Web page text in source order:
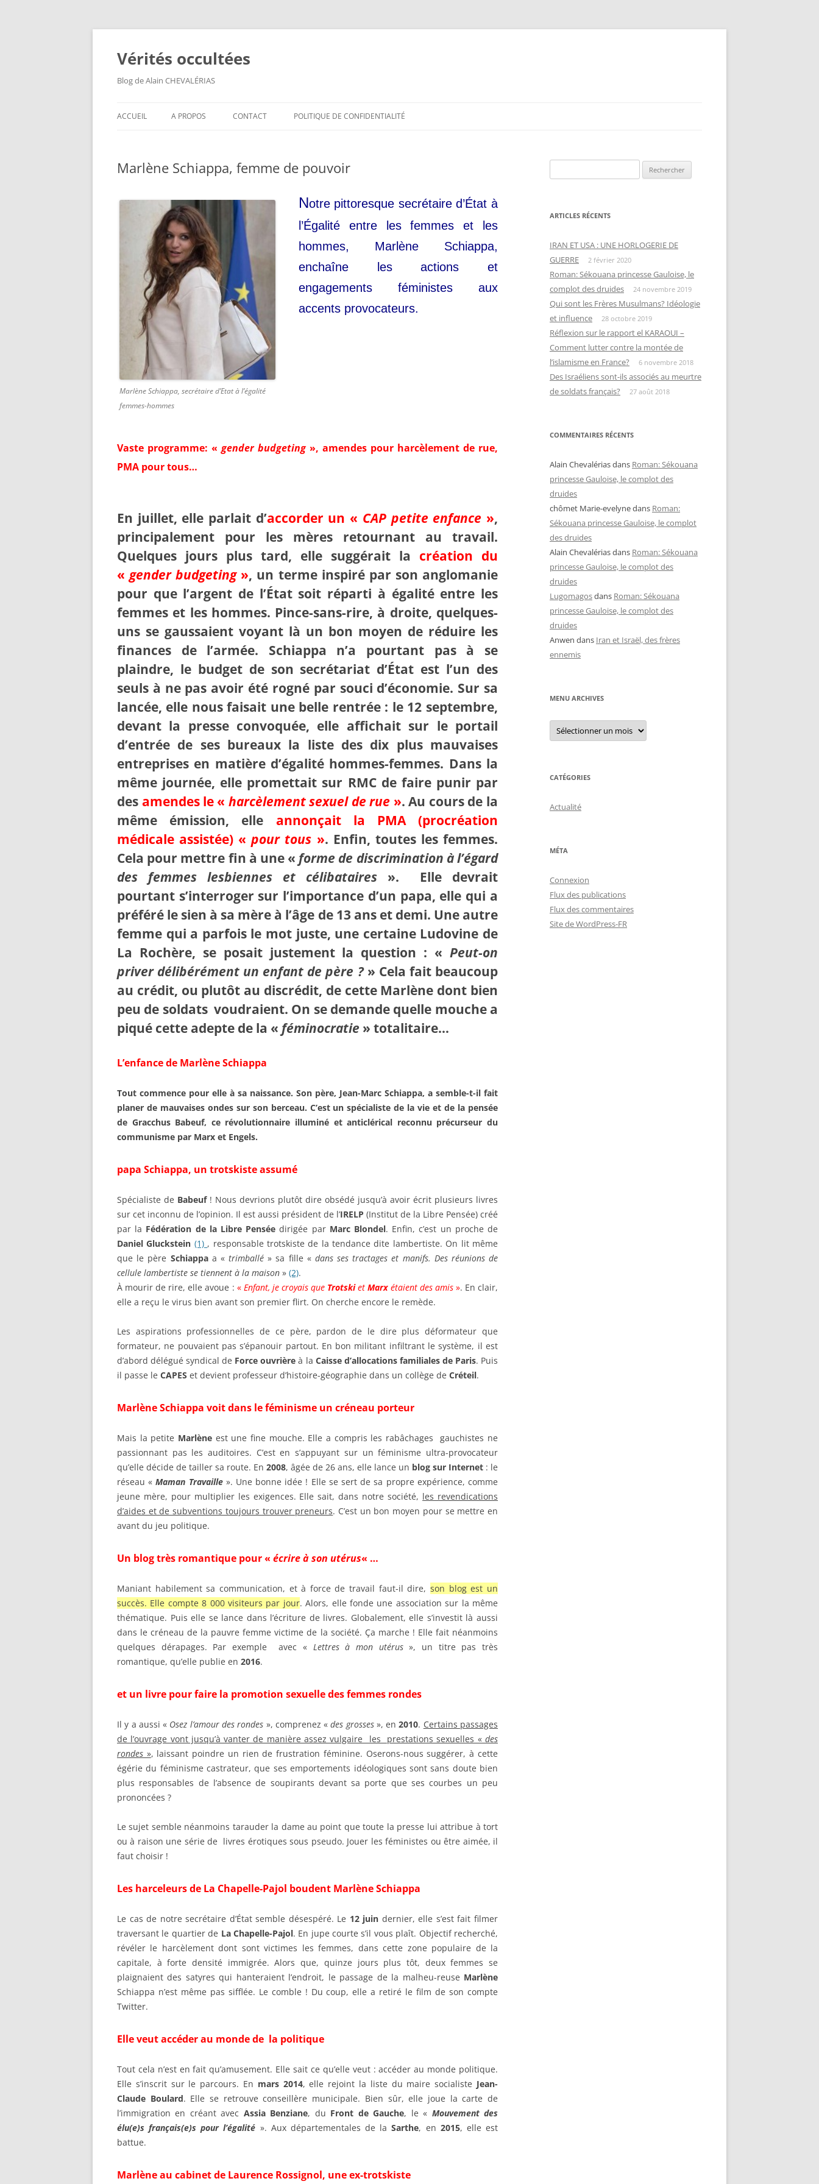
Aller
contenu
Vérités occultées
Blog de Alain CHEVALÉRIAS
ACCUEIL A PROPOS CONTACT POLITIQUE DE CONFIDENTIALITÉ
Marlène Schiappa, femme de pouvoir
Marlène Schiappa, secrétaire d’Etat à l’égalité
femmes-hommes
Notre pittoresque secrétaire d’État à
l’Égalité entre les femmes et les
hommes, Marlène Schiappa,
enchaîne les actions et
engagements féministes aux
accents provocateurs.
Vaste programme: « gender budgeting», amendes pour harcèlement de rue,
PMA pour tous…
En juillet, elle parlait d’accorder un « CAP petite enfance »,
principalement pour les mères retournant au travail.
Quelques jours plus tard, elle suggérait la création du
«gender budgeting», un terme inspiré par son anglomanie
pour que l’argent de l’État soit réparti à égalité entre les
femmes et les hommes. Pince-sans-rire, à droite, quelques-
uns se gaussaient voyant là un bon moyen de réduire les
finances de l’armée. Schiappa n’a pourtant pas à se
plaindre, le budget de son secrétariat d’État est l’un des
seuls à ne pas avoir été rogné par souci d’économie. Sur sa
lancée, elle nous faisait une belle rentrée : le 12 septembre,
devant la presse convoquée, elle affichait sur le portail
d’entrée de ses bureaux la liste des dix plus mauvaises
entreprises en matière d’égalité hommes-femmes. Dans la
même journée, elle promettait sur RMC de faire punir par
des amendes le « harcèlement sexuel de rue ». Au cours de la
même émission, elle annonçait la PMA (procréation
médicale assistée) «pour tous ». Enfin, toutes les femmes.
Cela pour mettre fin à une « forme de discrimination à l’égard
des femmes lesbiennes et célibataires ». Elle devrait
pourtant s’interroger sur l’importance d’un papa, elle qui a
préféré le sien à sa mère à l’âge de 13 ans et demi. Une autre
femme qui a parfois le mot juste, une certaine Ludovine de
La Rochère, se posait justement la question : « Peut-on
priver délibérément un enfant de père ? » Cela fait beaucoup
au crédit, ou plutôt au discrédit, de cette Marlène dont bien
peu de soldats voudraient. On se demande quelle mouche a
piqué cette adepte de la « féminocratie » totalitaire…
L’enfance de Marlène Schiappa
Tout commence pour elle à sa naissance. Son père, Jean-Marc Schiappa, a semble-t-il fait
planer de mauvaises ondes sur son berceau. C’est un spécialiste de la vie et de la pensée
de Gracchus Babeuf, ce révolutionnaire illuminé et anticlérical reconnu précurseur du
communisme par Marx et Engels.
papa Schiappa, un trotskiste assumé
Spécialiste de Babeuf ! Nous devrions plutôt dire obsédé jusqu’à avoir écrit plusieurs livres
sur cet inconnu de l’opinion. Il est aussi président de l’IRELP (Institut de la Libre Pensée) créé
par la Fédération de la Libre Pensée dirigée par Marc Blondel. Enfin, c’est un proche de
Daniel Gluckstein (1) , responsable trotskiste de la tendance dite lambertiste. On lit même
que le père Schiappaa «trimballé » sa fille « dans ses tractages et manifs. Des réunions de
cellule lambertiste se tiennent à la maison » (2).
À mourir de rire, elle avoue : « Enfant, je croyais que TrotskietMarxétaient des amis». En clair,
elle a reçu le virus bien avant son premier flirt. On cherche encore le remède.
Les aspirations professionnelles de ce père, pardon de le dire plus déformateur que
formateur, ne pouvaient pas s’épanouir partout. En bon militant infiltrant le système, il est
d’abord délégué syndical de Force ouvrière à la Caisse d’allocations familiales de Paris. Puis
il passe le CAPES et devient professeur d’histoire-géographie dans un collège de Créteil.
Marlène Schiappa voit dans le féminisme un créneau porteur
Mais la petite Marlène est une fine mouche. Elle a compris les rabâchages gauchistes ne
passionnant pas les auditoires. C’est en s’appuyant sur un féminisme ultra-provocateur
qu’elle décide de tailler sa route. En 2008, âgée de 26 ans, elle lance un blog sur Internet : le
réseau «Maman Travaille». Une bonne idée ! Elle se sert de sa propre expérience, comme
jeune mère, pour multiplier les exigences. Elle sait, dans notre société, les revendications
d’aides et de subventions toujours trouver preneurs. C’est un bon moyen pour se mettre en
avant du jeu politique.
Un blog très romantique pour « écrire à son utérus« …
Maniant habilement sa communication, et à force de travail faut-il dire,son blog est un
succès. Elle compte 8 000 visiteurs par jour. Alors, elle fonde une association sur la même
thématique. Puis elle se lance dans l’écriture de livres. Globalement, elle s’investit là aussi
dans le créneau de la pauvre femme victime de la société. Ça marche ! Elle fait néanmoins
quelques dérapages. Par exemple avec « Lettres à mon utérus», un titre pas très
romantique, qu’elle publie en 2016.
et un livre pour faire la promotion sexuelle des femmes rondes
Il y a aussi « Osez l’amour des rondes », comprenez «des grosses», en2010. Certains passages
de l’ouvrage vont jusqu’à vanter de manière assez vulgaire les prestations sexuelles « des
rondes », laissant poindre un rien de frustration féminine. Oserons-nous suggérer, à cette
égérie du féminisme castrateur, que ses emportements idéologiques sont sans doute bien
plus responsables de l’absence de soupirants devant sa porte que ses courbes un peu
prononcées ?
Le sujet semble néanmoins tarauder la dame au point que toute la presse lui attribue à tort
ou à raison une série de livres érotiques sous pseudo. Jouer les féministes ou être aimée, il
faut choisir !
Les harceleurs de La Chapelle-Pajol boudent Marlène Schiappa
Le cas de notre secrétaire d’État semble désespéré. Le 12 juin dernier, elle s’est fait filmer
traversant le quartier de La Chapelle-Pajol. En jupe courte s’il vous plaît. Objectif recherché,
révéler le harcèlement dont sont victimes les femmes, dans cette zone populaire de la
capitale, à forte densité immigrée. Alors que, quinze jours plus tôt, deux femmes se
plaignaient des satyres qui hanteraient l’endroit, le passage de la malheu-reuse Marlène
Schiappa n’est même pas sifflée. Le comble ! Du coup, elle a retiré le film de son compte
Twitter.
Elle veut accéder au monde de la politique
Tout cela n’est en fait qu’amusement. Elle sait ce qu’elle veut : accéder au monde politique.
Elle s’inscrit sur le parcours. En mars 2014, elle rejoint la liste du maire socialiste Jean-
Claude Boulard. Elle se retrouve conseillère municipale. Bien sûr, elle joue la carte de
l’immigration en créant avec Assia Benziane, du Front de Gauche, le « Mouvement des
élu(e)s français(e)s pour l’égalité ». Aux départementales de laSarthe, en 2015, elle est
battue.
Marlène au cabinet de Laurence Rossignol, une ex-trotskiste
ARTICLES RÉCENTS
IRAN ET USA : UNE HORLOGERIE DE
GUERRE
2 février 2020
Roman: Sékouana princesse Gauloise, le
complot des druides
24 novembre 2019
Qui sont les Frères Musulmans? Idéologie
et influence
28 octobre 2019
Réflexion sur le rapport el KARAOUI –
Comment lutter contre la montée de
l’islamisme en France?
6 novembre 2018
Des Israéliens sont-ils associés au meurtre
de soldats français?
27 août 2018
COMMENTAIRES RÉCENTS
Alain Chevalériasdans Roman: Sékouana
princesse Gauloise, le complot des
druides
chômet Marie-evelynedans Roman:
Sékouana princesse Gauloise, le complot
des druides
Alain Chevalériasdans Roman: Sékouana
princesse Gauloise, le complot des
druides
Lugomagosdans Roman: Sékouana
princesse Gauloise, le complot des
druides
Anwen dans Iran et Israël, des frères
ennemis
MENU ARCHIVES
Menu
archives
CATÉGORIES
Actualité
MÉTA
Connexion
Flux des publications
Flux des commentaires
Site de WordPress-FR